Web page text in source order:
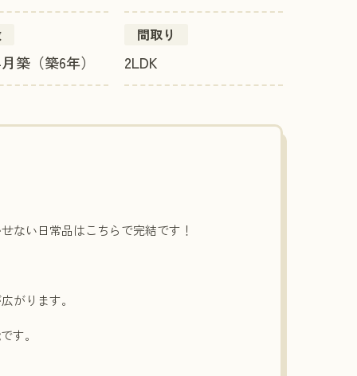
築（築6年）
間取り
2LDK
ない日常品はこちらで完結です！
がります。
す。